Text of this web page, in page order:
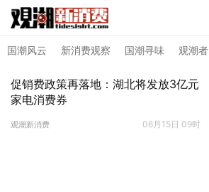
国潮风云 新消费观察 国潮寻味 观潮者
促销费政策再落地：湖北将发放3亿元
家电消费券
观潮新消费 06月15日 09时